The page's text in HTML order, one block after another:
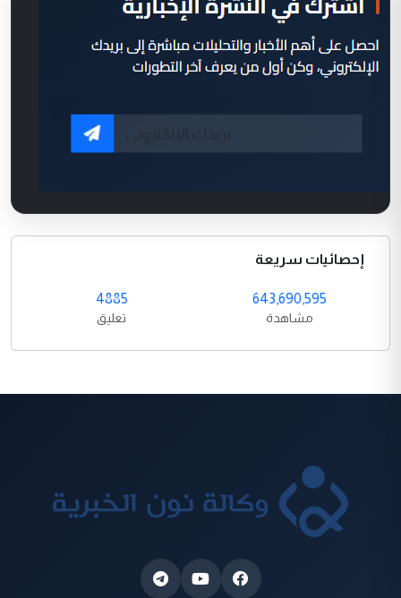
إحصائيات سريعة
643,690,595
مشاهدة
4885
تعليق